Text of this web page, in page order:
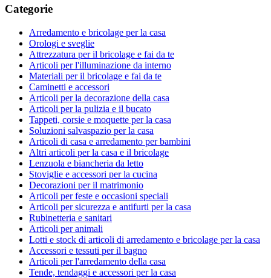
Categorie
Arredamento e bricolage per la casa
Orologi e sveglie
Attrezzatura per il bricolage e fai da te
Articoli per l'illuminazione da interno
Materiali per il bricolage e fai da te
Caminetti e accessori
Articoli per la decorazione della casa
Articoli per la pulizia e il bucato
Tappeti, corsie e moquette per la casa
Soluzioni salvaspazio per la casa
Articoli di casa e arredamento per bambini
Altri articoli per la casa e il bricolage
Lenzuola e biancheria da letto
Stoviglie e accessori per la cucina
Decorazioni per il matrimonio
Articoli per feste e occasioni speciali
Articoli per sicurezza e antifurti per la casa
Rubinetteria e sanitari
Articoli per animali
Lotti e stock di articoli di arredamento e bricolage per la casa
Accessori e tessuti per il bagno
Articoli per l'arredamento della casa
Tende, tendaggi e accessori per la casa